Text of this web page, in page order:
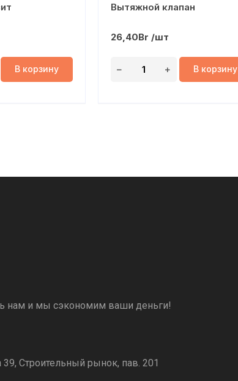
В корзину
Вытяжной клапан
26,40Br /шт
В корзину
нам и мы сэкономим ваши деньги!
Строительный рынок, пав. 201